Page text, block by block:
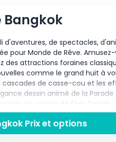
Bangkok
d'aventures, de spectacles,
pour Monde de Rêve.
des attractions foraines
comme le grand huit à
cascades de casse-cou et les
dessin animé de la
de contes de fées favoris,
la neige, et faites même un
de Rêve, également connu
les visites touristiques, le
Prix et options